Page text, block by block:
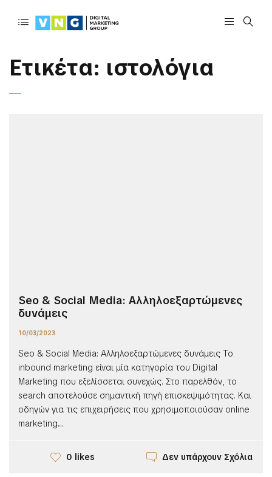
Ετικέτα: ιστολόγια
Seo & Social Media: Αλληλοεξαρτώμενες
δυνάμεις
10/03/2023
Seo & Social Media: Αλληλοεξαρτώμενες δυνάμεις Το
inbound marketing είναι μία κατηγορία του Digital
Marketing που εξελίσσεται συνεχώς. Στο παρελθόν, το
search αποτελούσε σημαντική πηγή επισκεψιμότητας. Και
οδηγών για τις επιχειρήσεις που χρησιμοποιούσαν online
marketing....
0 likes Δεν υπάρχουν Σχόλια